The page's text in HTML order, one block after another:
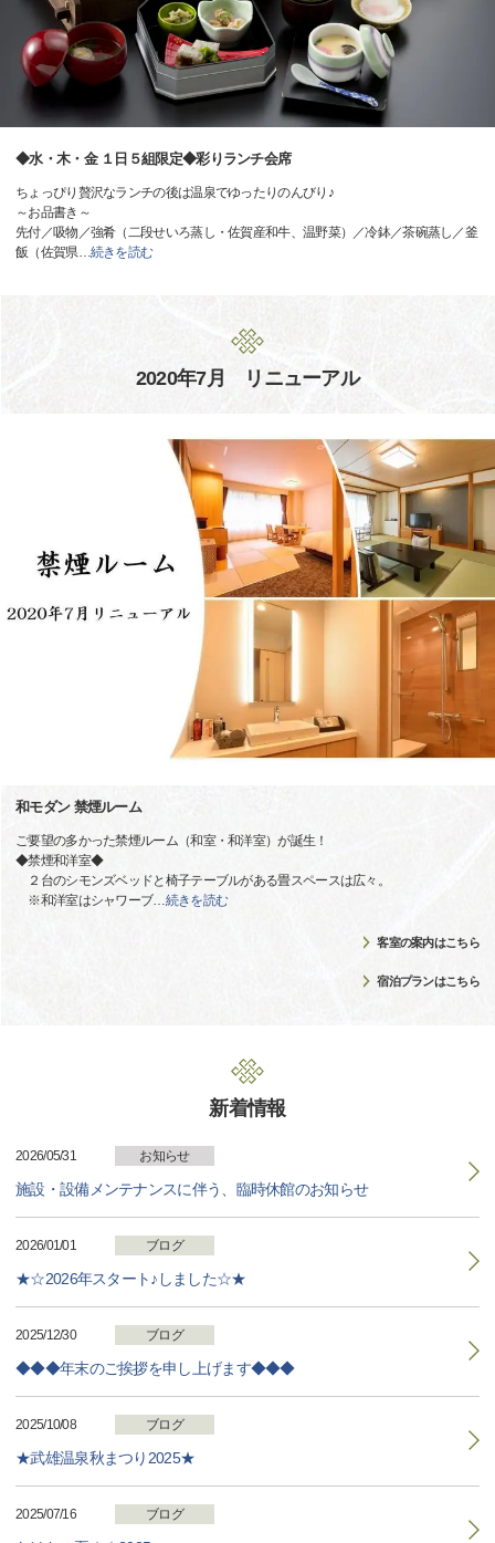
◆水・木・金 １日５組限定◆彩りランチ会席
ちょっぴり贅沢なランチの後は温泉でゆったりのんびり♪
～お品書き～
先付／吸物／強肴（二段せいろ蒸し・佐賀産和牛、温野菜）／冷鉢／茶碗蒸し／釜
飯（佐賀県…続きを読む
2020年7月 リニューアル
和モダン 禁煙ルーム
ご要望の多かった禁煙ルーム（和室・和洋室）が誕生！
◆禁煙和洋室◆
２台のシモンズベッドと椅子テーブルがある畳スペースは広々。
※和洋室はシャワーブ…続きを読む
客室の案内はこちら
宿泊プランはこちら
新着情報
2026/05/31 お知らせ
施設・設備メンテナンスに伴う、臨時休館のお知らせ
2026/01/01 ブログ
★☆2026年スタート♪しました☆★
2025/12/30 ブログ
◆◆◆年末のご挨拶を申し上げます◆◆◆
2025/10/08 ブログ
★武雄温泉秋まつり2025★
2025/07/16 ブログ